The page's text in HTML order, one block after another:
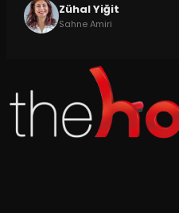
Zühal Yiğit
Sahne Amiri